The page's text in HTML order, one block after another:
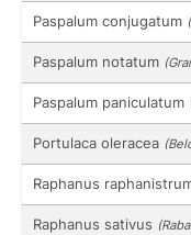
Paspalum conjugatum
Paspalum notatum
Paspalum paniculatum
Portulaca oleracea
Raphanus
Raphanus sativus